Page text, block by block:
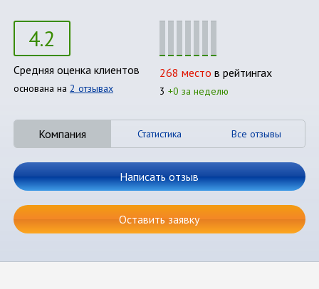
4.2
Средняя оценка клиентов
основана на 2 отзывах
268 место в рейтингах
3 +0 за неделю
Компания Статистика Все отзывы
Написать отзыв
Оставить заявку